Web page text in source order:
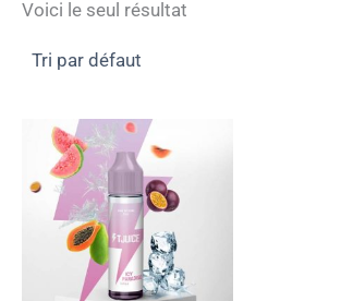
Voici le seul résultat